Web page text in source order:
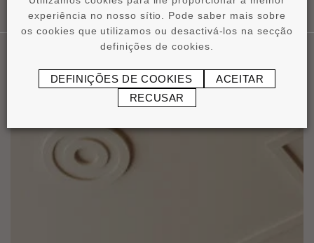
Nossas Aplicaçôes
experiência no nosso sítio. Pode saber mais sobre
os cookies que utilizamos ou desactivá-los na secção
definições de cookies.
DEFINIÇÕES DE COOKIES
ACEITAR
RECUSAR